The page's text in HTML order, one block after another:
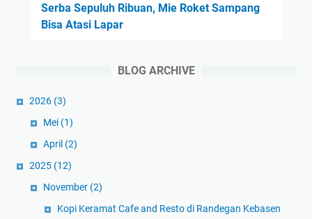
Serba Sepuluh Ribuan, Mie Roket Sampang
Bisa Atasi Lapar
BLOG ARCHIVE
2026 (3)
Mei (1)
April (2)
2025 (12)
November (2)
Kopi Keramat Cafe and Resto di Randegan Kebasen